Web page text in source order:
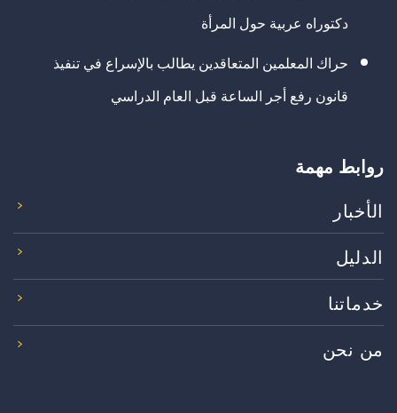
دكتوراه عربية حول المرأة
حراك المعلمين المتعاقدين يطالب بالإسراع في تنفيذ
قانون رفع أجر الساعة قبل العام الدراسي
روابط مهمة
الأخبار
الدليل
خدماتنا
من نحن